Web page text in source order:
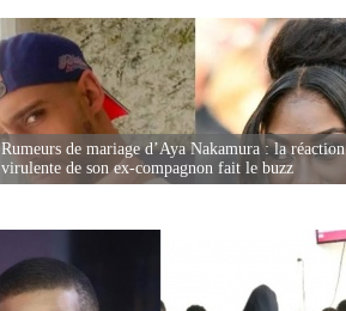
Rumeurs de mariage d’Aya Nakamura : la réaction
virulente de son ex-compagnon fait le buzz